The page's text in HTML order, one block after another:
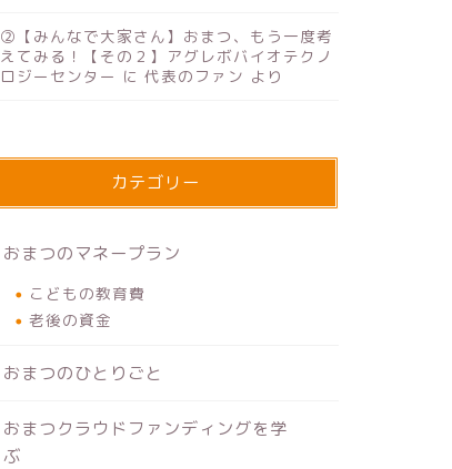
②【みんなで大家さん】おまつ、もう一度考
えてみる！【その２】アグレボバイオテクノ
ロジーセンター に 代表のファン より
カテゴリー
おまつのマネープラン
こどもの教育費
老後の資金
おまつのひとりごと
おまつクラウドファンディングを学
ぶ